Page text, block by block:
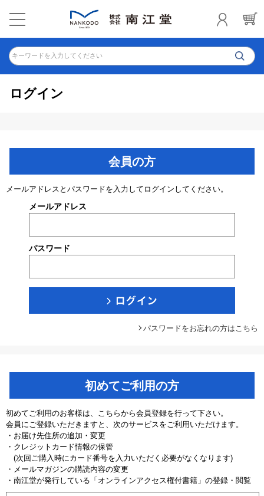
キーワードを入力してください
ログイン
会員の方
メールアドレスとパスワードを入力してログインしてください。
メールアドレス
パスワード
パスワードをお忘れの方はこちら
初めてご利用の方
初めてご利用のお客様は、こちらから会員登録を行って下さい。
会員にご登録いただきますと、次のサービスをご利用いただけます。
・お届け先住所の追加・変更
・クレジットカード情報の保管
(次回ご購入時にカード番号を入力いただく必要がなくなります)
・メールマガジンの購読内容の変更
・南江堂が発行している「オンラインアクセス権付書籍」の登録・閲覧